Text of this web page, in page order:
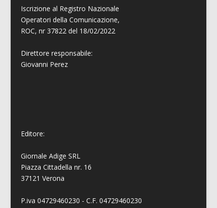
Iscrizione al Registro Nazionale
Operatori della Comunicazione,
ROC, nr 37822 del 18/02/2022
Direttore responsabile:
Giovanni Perez
Editore:
Giornale Adige SRL
Piazza Cittadella nr. 16
37121 Verona
P.iva 04729460230 - C.F. 04729460230